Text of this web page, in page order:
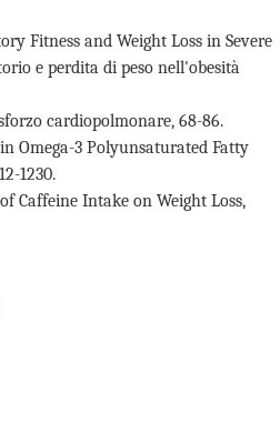
Fitness and Weight Loss in Severe
e perdita di peso nell'obesità
cardiopolmonare, 68-86.
Omega-3 Polyunsaturated Fatty
1230.
Caffeine Intake on Weight Loss,